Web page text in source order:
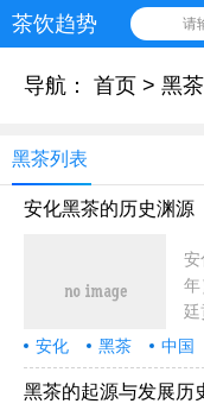
茶饮趋势 请
导航： 首页 > 黑茶
黑茶列表
安化黑茶的历史渊源
安
年
廷
出
位
安化 黑茶 中国
历史
理论 渠江
时期
先泽 湖南
黑茶的起源与发展历